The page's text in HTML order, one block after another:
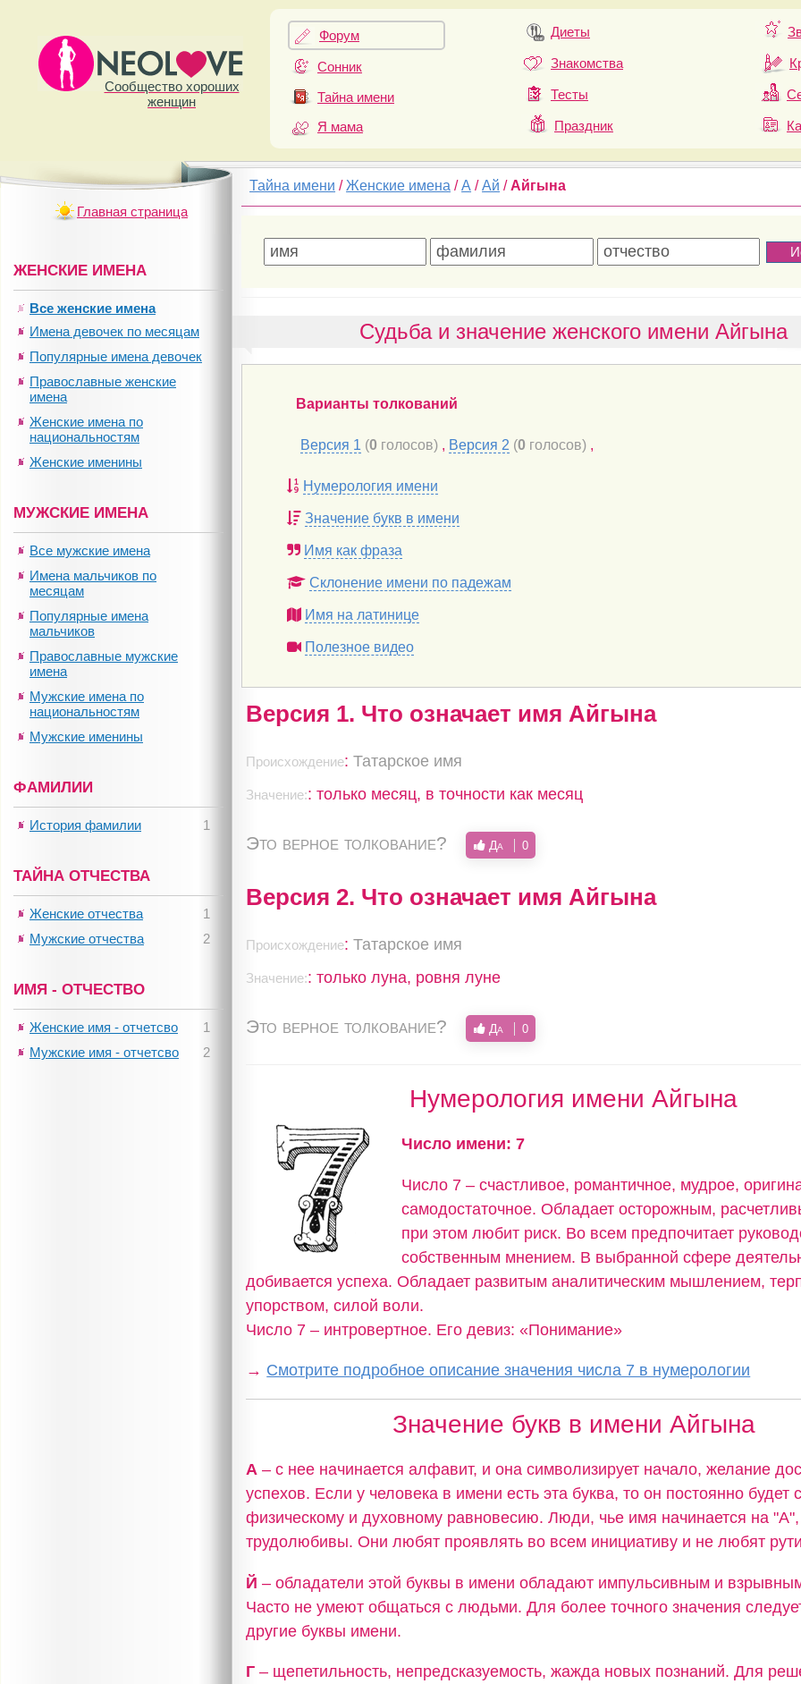
Сообщество хороших
женщин
Форум
Сонник
Тайна имени
Я мама
Диеты
Знакомства
Тесты
Праздник
Тайна имени / Женские имена /А /Ай / Айгына
Судьба и значение женского имени Айгына
Варианты толкований
Версия 1 (0 голосов) , Версия 2 (0 голосов) ,
Нумерология имени
Значение букв в имени
Имя как фраза
Склонение имени по падежам
Имя на латинице
Полезное видео
Версия 1. Что означает имя Айгына
Происхождение:Татарское имя
Значение:: только месяц, в точности как месяц
Это верное толкование? Да 0
Версия 2. Что означает имя Айгына
Происхождение:Татарское имя
Значение:: только луна, ровня луне
Это верное толкование? Да 0
Нумерология имени Айгына
Число имени: 7
Число 7 – счастливое, романтичное, мудрое,
самодостаточное. Обладает осторожным,
при этом любит риск. Во всем предпочитает
собственным мнением. В выбранной сфере
добивается успеха. Обладает развитым аналитическим мышлением,
упорством, силой воли.
Число 7 – интровертное. Его девиз: «Понимание»
→ Смотрите подробное описание значения числа 7 в нумерологии
Значение букв в имени Айгына
А – с нее начинается алфавит, и она символизирует начало, желание
успехов. Если у человека в имени есть эта буква, то он постоянно будет
физическому и духовному равновесию. Люди, чье имя начинается на "А",
трудолюбивы. Они любят проявлять во всем инициативу и не любят
Й – обладатели этой буквы в имени обладают импульсивным и
Часто не умеют общаться с людьми. Для более точного значения
другие буквы имени.
Г – щепетильность, непредсказуемость, жажда новых познаний. Для
Главная страница
ЖЕНСКИЕ ИМЕНА
Все женские имена
Имена девочек по месяцам
Популярные имена девочек
Православные женские
имена
Женские имена по
национальностям
Женские именины
МУЖСКИЕ ИМЕНА
Все мужские имена
Имена мальчиков по
месяцам
Популярные имена
мальчиков
Православные мужские
имена
Мужские имена по
национальностям
Мужские именины
ФАМИЛИИ
1
История фамилии
ТАЙНА ОТЧЕСТВА
1
Женские отчества
2
Мужские отчества
ИМЯ - ОТЧЕСТВО
1
Женские имя - отчетсво
2
Мужские имя - отчетсво